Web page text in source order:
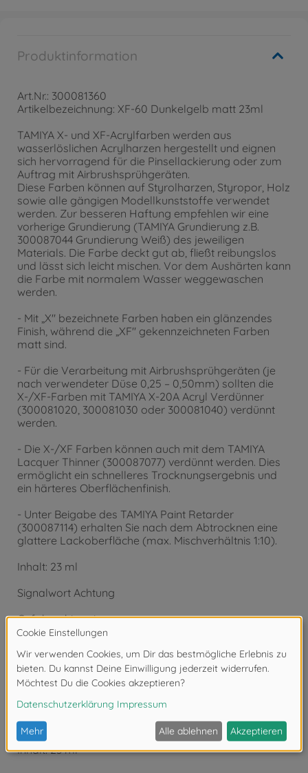
Produktinformation
Art.Nr.: 300081360
Artikelbezeichnung: XF-60 Dunkelgelb matt 23ml
TAMIYA X- und XF-Acrylfarben werden aus
wasserlöslichen Acrylharzen hergestellt und eignen
sich hervorragend für die Pinsellackierung oder zum
Auftrag mit Airbrushsprühgeräten.
Diese Farben können auf Styrolharzen, Styropor, Holz
sowie alle gängigen Modellkunststoffe verwendet
werden. Zur besseren Haftung empfehlen wir eine
vorherige Grundierung (TAMIYA Grundierung z.B.
300087044 Grundierung Weiß) des jeweiligen
Materials. Die Farbe deckt gut ab, fließt reibungslos
und lässt sich leicht mischen. Vor dem Aushärten kann
die Farbe mit normalem Wasser weggewaschen
werden.
- Mit „X" bezeichnete Farben haben ein glänzendes
Finish, während die „XF" gekennzeichneten Farben
matt sind.
- Für die Verarbeitung mit Airbrushsprühgeräten (je
nach verwendeter Düse 0,25 – 0,50mm) sollten die
X-/XF-Farben mit TAMIYA X-20A Acryl Verdünner
(300081020, 300081030 oder 300081040) verdünnt
werden.
- Die X-/XF Farben können auch mit dem TAMIYA
Lacquer Thinner (300087077) verdünnt werden. Dies
ermöglicht ein schnelleres Trocknungsergebnis und
ein härteres Oberflächenfinish.
- Unter Beigabe des TAMIYA Paint Retarder
(300087114) erhalten Sie nach dem Abtrocknen eine
glattere Lackoberfläche (max. Mischverhältnis 1:10).
Inhalt: 23 ml
Signalwort Achtung
Gefahrenhinweise:
- H319 Verursacht schwere Augenreizung.
- H332 Gesundheitsschädlich bei Einatmen.
- H336 Kann Schläfrigkeit und Benommenheit
verursachen.
Tamiya XF-Acrylfarbe
XF-60 Dunkelgelb matt
Inhalt: 23 ml